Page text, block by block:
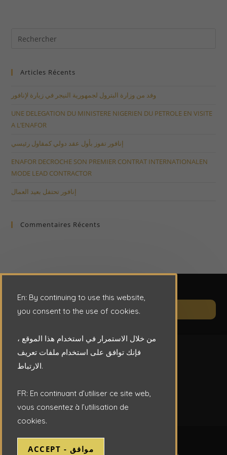
Articles Récents
وفد من وزارة البترول لجمهورية النيجر في زيارة لإنافور
UNE DELEGATION DU MINISTERE NIGERIEN DU PETROLE EN VISITE
A L’ENAFOR
إنافور تفوز بأول عقد دولي كمقاول رئيسي
ENAFOR DECROCHE SON PREMIER CONTRAT INTERNATIONALEN
MODE LEAD CONTRACTOR
إنافور تحتفل بعيد العمال
Commentaires Récents
CONTACT
in
Copyright © 2026 - ENAFOR S.P.A.
En: By continuing to use this website,
you consent to the use of cookies.
من خلال الاستمرار في استخدام هذا الموقع ،
فإنك توافق على استخدام ملفات تعريف
الارتباط.
FR: En continuant d’utiliser ce site web,
vous consentez à l’utilisation de
cookies.
ACCEPT - موافق